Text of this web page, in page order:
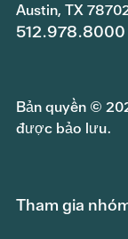
Austin, TX
512.978.8000
Bản quyền ©
được bảo lưu.
Tham gia